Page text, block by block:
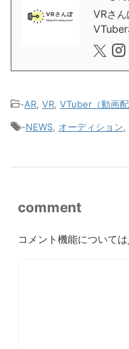
VRさん
VTuber
-AR VR VTuber（動画配
-NEWS オーディション
comment
コメント機能については